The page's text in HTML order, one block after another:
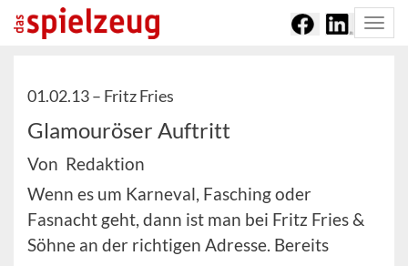
01.02.13 – Fritz Fries
Glamouröser Auftritt
Von Redaktion
Wenn es um Karneval, Fasching oder
Fasnacht geht, dann ist man bei Fritz Fries &
Söhne an der richtigen Adresse. Bereits